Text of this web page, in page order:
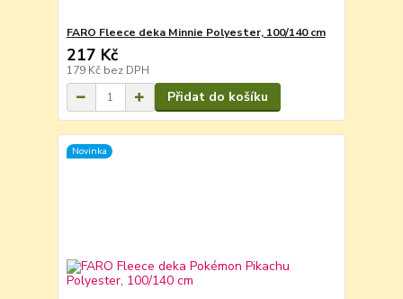
FARO Fleece deka Minnie Polyester, 100/140 cm
217 Kč
179 Kč bez DPH
Přidat do košíku
Novinka